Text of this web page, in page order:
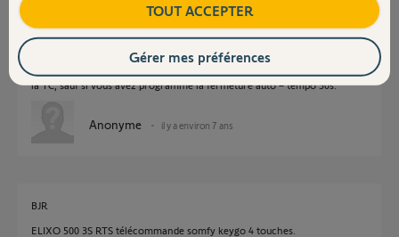
merci de dévelloper clairement votre question.
Un portail quelque soit son type reste ouvert tant qu'on ne rappui pas sur
la TC, sauf si vous avez programmé la fermeture auto = tempo 30s.
Anonyme il y a environ 7 ans
BJR
ELIXO 500 3S RTS télécommande somfy keygo 4 touches.
TOUT ACCEPTER
Gérer mes préférences